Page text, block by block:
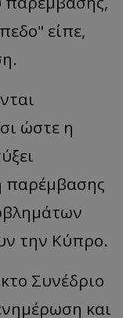
είπε,
ώστε η
παρέμβασης
την Κύπρο.
Συνέδριο
και